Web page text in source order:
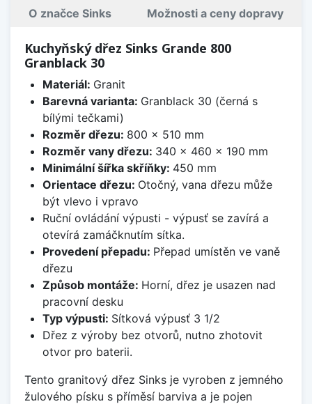
O značce Sinks Možnosti a ceny dopravy
Kuchyňský dřez Sinks Grande 800
Granblack 30
Materiál: Granit
Barevná varianta: Granblack 30 (černá s
bílými tečkami)
Rozměr dřezu: 800 x 510 mm
Rozměr vany dřezu: 340 x 460 x 190 mm
Minimální šířka skříňky: 450 mm
Orientace dřezu: Otočný, vana dřezu může
být vlevo i vpravo
Ruční ovládání výpusti - výpusť se zavírá a
otevírá zamáčknutím sítka.
Provedení přepadu: Přepad umístěn ve vaně
dřezu
Způsob montáže: Horní, dřez je usazen nad
pracovní desku
Typ výpusti: Sítková výpusť 3 1/2
Dřez z výroby bez otvorů, nutno zhotovit
otvor pro baterii.
Tento granitový dřez Sinks je vyroben z jemného
žulového písku s příměsí barviva a je pojen